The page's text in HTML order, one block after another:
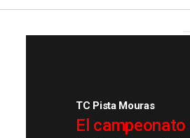
TC Pista Mouras
El